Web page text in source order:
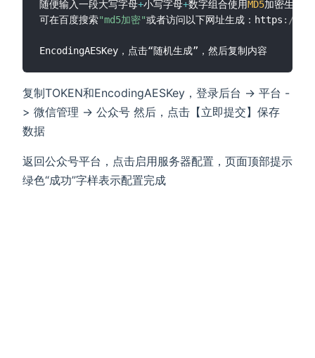
随便输入一段大写字母+小写字母+数字组合使用MD5加密生成
可在百度搜索"md5加密"或者访问以下网址生成：https : //
复制TOKEN和EncodingAESKey，登录后台 -> 平台 -
> 微信管理 -> 公众号 然后，点击【立即提交】保存
数据
返回公众号平台，点击启用服务器配置，页面顶部提示
绿色“成功”字样表示配置完成